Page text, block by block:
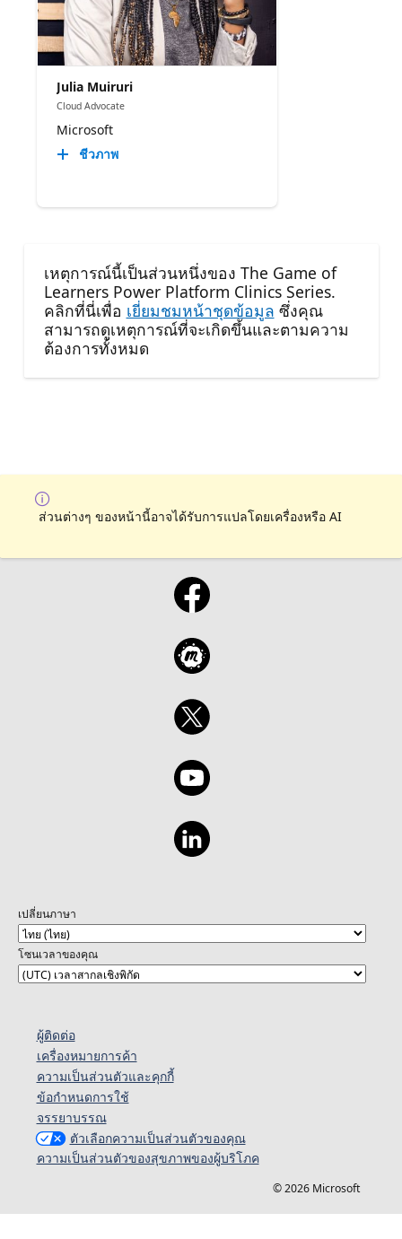
Julia Muiruri
Cloud Advocate
Microsoft
ชีวภาพ
เหตุการณ์นี้เป็นส่วนหนึ่งของ The Game of
Learners Power Platform Clinics Series.
คลิกที่นี่เพื่อ เยี่ยมชมหน้าชุดข้อมูล ซึ่งคุณ
สามารถดูเหตุการณ์ที่จะเกิดขึ้นและตามความ
ต้องการทั้งหมด
ส่วนต่างๆ ของหน้านี้อาจได้รับการแปลโดยเครื่องหรือ AI
เปลี่ยนภาษา
โซนเวลาของคุณ
ผู้ติดต่อ
เครื่องหมายการค้า
ความเป็นส่วนตัวและคุกกี้
ข้อกำหนดการใช้
จรรยาบรรณ
ตัวเลือกความเป็นส่วนตัวของคุณ
ความเป็นส่วนตัวของสุขภาพของผู้บริโภค
© 2026 Microsoft